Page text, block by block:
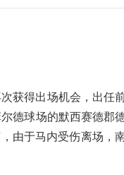
获得出场机会，出任
德球场的默西赛德郡
由于马内受伤离场，